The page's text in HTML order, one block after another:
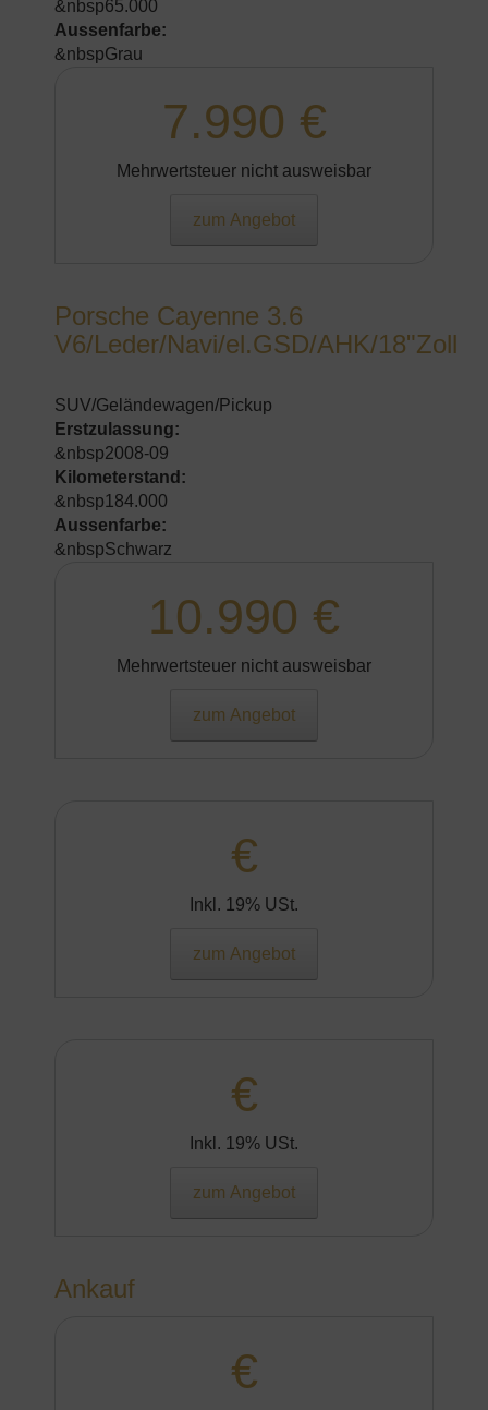
&nbsp65.000
Aussenfarbe:
&nbspGrau
7.990 €
Mehrwertsteuer nicht ausweisbar
zum Angebot
Porsche Cayenne 3.6
V6/Leder/Navi/el.GSD/AHK/18"Zoll
SUV/Geländewagen/Pickup
Erstzulassung:
&nbsp2008-09
Kilometerstand:
&nbsp184.000
Aussenfarbe:
&nbspSchwarz
10.990 €
Mehrwertsteuer nicht ausweisbar
zum Angebot
€
Inkl. 19% USt.
zum Angebot
€
Inkl. 19% USt.
zum Angebot
Ankauf
€